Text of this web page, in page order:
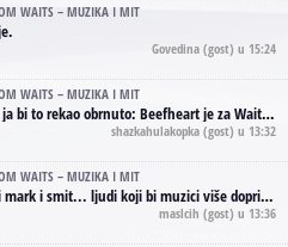
WAITS – MUZIKA I MIT
Govedina (gost) u 15:24
WAITS – MUZIKA I MIT
obrnuto: Beefheart je za Waitsa, isto sto i Hendrix za Lenny Kravitza
shazkahulakopka (gost) u 13:32
WAITS – MUZIKA I MIT
ljudi koji bi muzici više doprineli da su radili kao vozači tramvaja u gsp-u.
maslcih (gost) u 13:36